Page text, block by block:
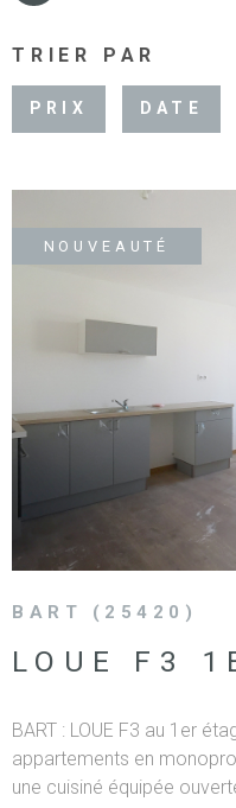
TRIER PAR
PRIX DATE
BART (25420)
LOUE F3
BART : LOUE F3 au 1er
appartements en
une cuisiné équipée
NOUVEAUTÉ